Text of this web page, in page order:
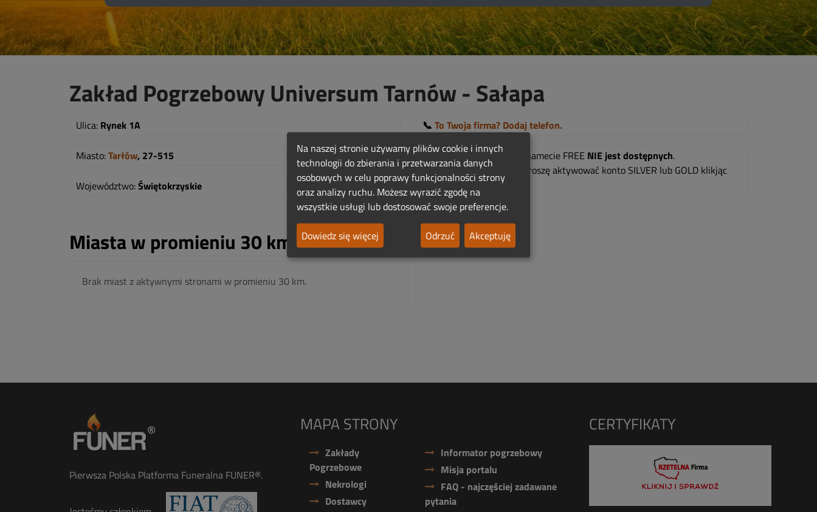
Zakład Pogrzebowy Universum Tarnów - Sałapa
Ulica: Rynek 1A
Miasto:Tarłów, 27-515
Województwo:Świętokrzyskie
📞 To Twoja firma? Dodaj telefon.
Więcej szczegółow w abonamecie FREE NIE jest dostępnych.
Jeśli jest to Twoja firma, proszę aktywować konto SILVER lub GOLD klikjąc
TUTAJ!.
Miasta w promieniu 30 km:
Brak miast z aktywnymi stronami w promieniu 30 km.
Pierwsza Polska Platforma Funeralna FUNER®.
MAPA STRONY
Zakłady
Pogrzebowe
Nekrologi
Dostawcy
Informator pogrzebowy
Misja portalu
FAQ - najczęściej zadawane
pytania
CERTYFIKATY
Na naszej stronie używamy plików cookie i innych
technologii do zbierania i przetwarzania danych
osobowych w celu poprawy funkcjonalności strony
oraz analizy ruchu. Możesz wyrazić zgodę na
wszystkie usługi lub dostosować swoje preferencje.
Dowiedz się więcej
Odrzuć Akceptuję